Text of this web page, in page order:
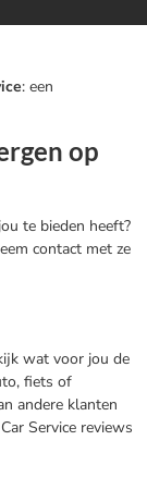
: een
op
te bieden heeft?
contact met ze
wat voor jou de
fiets of
andere klanten
Service reviews